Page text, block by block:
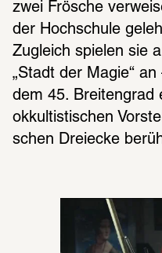
zwei Frösche
der Hoch­schule
Zugleich spie­len sie
„Stadt der Magie“
dem 45. Brei­ten­grad
okkul­tis­ti­schen
schen Drei­ecke